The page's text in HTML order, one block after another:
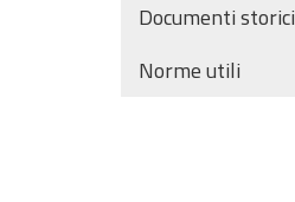
Documenti storici
Norme utili